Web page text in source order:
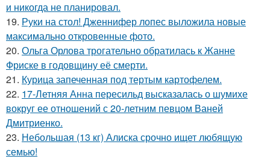
и никогда не планировал.
19. Руки на стол! Дженнифер лопес выложила новые
максимально откровенные фото.
20. Ольга Орлова трогательно обратилась к Жанне
Фриске в годовщину её смерти.
21. Курица запеченная под тертым картофелем.
22. 17-Летняя Анна пересильд высказалась о шумихе
вокруг ее отношений с 20-летним певцом Ваней
Дмитриенко.
23. Небольшая (13 кг) Алиска срочно ищет любящую
семью!